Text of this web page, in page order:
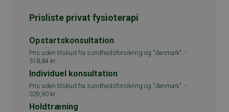
Prisliste privat fysioterapi
Opstartskonsultation
Pris uden tilskud fra sundhedsforsikring og "danmark". -
518,84 kr.
Individuel konsultation
Pris uden tilskud fra sundhedsforsikring og "danmark". -
329,90 kr.
Holdtræning